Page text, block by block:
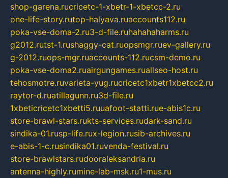
shop-garena.rucricetc-1-xbetr-1-xbetcc-2.ru
one-life-story.rutop-halyava.ruaccounts112.ru
poka-vse-doma-2.ru3-d-file.ruhahahaharms.ru
g2012.rutst-1.rushaggy-cat.ruopsmgr.ruev-gallery.ru
g-2012.ruops-mgr.ruaccounts-112.rucsm-demo.ru
poka-vse-doma2.ruairgungames.ruallseo-host.ru
tehosmotre.ruvarieta-yug.rucricetc1xbetr1xbetcc2.ru
raytor-d.ruatillagunn.ru3d-file.ru
1xbeticricetc1xbetti5.ruuafoot-statti.rue-abis1c.ru
store-brawl-stars.rukts-services.rudark-sand.ru
sindika-01.rusp-life.rux-legion.rusib-archives.ru
e-abis-1-c.rusindika01.ruvenda-festival.ru
store-brawlstars.rudooraleksandria.ru
antenna-highly.rumine-lab-msk.ru1-mus.ru